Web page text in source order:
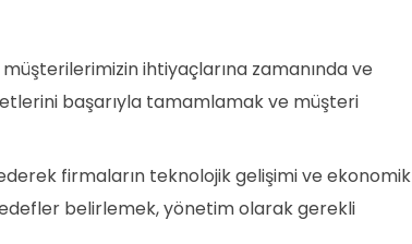
ihtiyaçlarına zamanında ve
başarıyla tamamlamak ve müşteri
firmaların teknolojik gelişimi ve ekonomik
belirlemek, yönetim olarak gerekli